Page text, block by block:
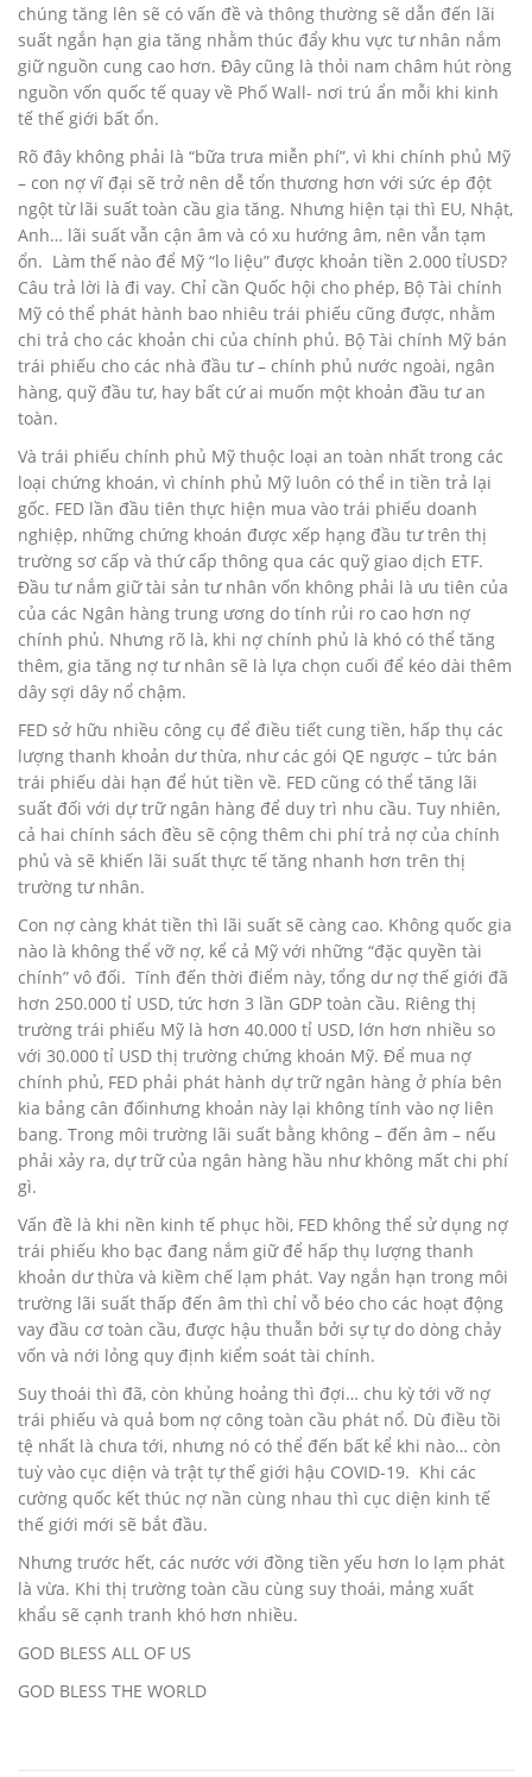
chúng tăng lên sẽ có vấn đề và thông thường sẽ dẫn đến lãi
suất ngắn hạn gia tăng nhằm thúc đẩy khu vực tư nhân nắm
giữ nguồn cung cao hơn. Đây cũng là thỏi nam châm hút ròng
nguồn vốn quốc tế quay về Phố Wall- nơi trú ẩn mỗi khi kinh
tế thế giới bất ổn.
Rõ đây không phải là “bữa trưa miễn phí”, vì khi chính phủ Mỹ
– con nợ vĩ đại sẽ trở nên dễ tổn thương hơn với sức ép đột
ngột từ lãi suất toàn cầu gia tăng. Nhưng hiện tại thì EU, Nhật,
Anh… lãi suất vẫn cận âm và có xu hướng âm, nên vẫn tạm
ổn. Làm thế nào để Mỹ “lo liệu” được khoản tiền 2.000 tỉUSD?
Câu trả lời là đi vay. Chỉ cần Quốc hội cho phép, Bộ Tài chính
Mỹ có thể phát hành bao nhiêu trái phiếu cũng được, nhằm
chi trả cho các khoản chi của chính phủ. Bộ Tài chính Mỹ bán
trái phiếu cho các nhà đầu tư – chính phủ nước ngoài, ngân
hàng, quỹ đầu tư, hay bất cứ ai muốn một khoản đầu tư an
toàn.
Và trái phiếu chính phủ Mỹ thuộc loại an toàn nhất trong các
loại chứng khoán, vì chính phủ Mỹ luôn có thể in tiền trả lại
gốc. FED lần đầu tiên thực hiện mua vào trái phiếu doanh
nghiệp, những chứng khoán được xếp hạng đầu tư trên thị
trường sơ cấp và thứ cấp thông qua các quỹ giao dịch ETF.
Đầu tư nắm giữ tài sản tư nhân vốn không phải là ưu tiên của
của các Ngân hàng trung ương do tính rủi ro cao hơn nợ
chính phủ. Nhưng rõ là, khi nợ chính phủ là khó có thể tăng
thêm, gia tăng nợ tư nhân sẽ là lựa chọn cuối để kéo dài thêm
dây sợi dây nổ chậm.
FED sở hữu nhiều công cụ để điều tiết cung tiền, hấp thụ các
lượng thanh khoản dư thừa, như các gói QE ngược – tức bán
trái phiếu dài hạn để hút tiền về. FED cũng có thể tăng lãi
suất đối với dự trữ ngân hàng để duy trì nhu cầu. Tuy nhiên,
cả hai chính sách đều sẽ cộng thêm chi phí trả nợ của chính
phủ và sẽ khiến lãi suất thực tế tăng nhanh hơn trên thị
trường tư nhân.
Con nợ càng khát tiền thì lãi suất sẽ càng cao. Không quốc gia
nào là không thể vỡ nợ, kể cả Mỹ với những “đặc quyền tài
chính” vô đối. Tính đến thời điểm này, tổng dư nợ thế giới đã
hơn 250.000 tỉ USD, tức hơn 3 lần GDP toàn cầu. Riêng thị
trường trái phiếu Mỹ là hơn 40.000 tỉ USD, lớn hơn nhiều so
với 30.000 tỉ USD thị trường chứng khoán Mỹ. Để mua nợ
chính phủ, FED phải phát hành dự trữ ngân hàng ở phía bên
kia bảng cân đốinhưng khoản này lại không tính vào nợ liên
bang. Trong môi trường lãi suất bằng không – đến âm – nếu
phải xảy ra, dự trữ của ngân hàng hầu như không mất chi phí
gì.
Vấn đề là khi nền kinh tế phục hồi, FED không thể sử dụng nợ
trái phiếu kho bạc đang nắm giữ để hấp thụ lượng thanh
khoản dư thừa và kiềm chế lạm phát. Vay ngắn hạn trong môi
trường lãi suất thấp đến âm thì chỉ vỗ béo cho các hoạt động
vay đầu cơ toàn cầu, được hậu thuẫn bởi sự tự do dòng chảy
vốn và nới lỏng quy định kiểm soát tài chính.
Suy thoái thì đã, còn khủng hoảng thì đợi… chu kỳ tới vỡ nợ
trái phiếu và quả bom nợ công toàn cầu phát nổ. Dù điều tồi
tệ nhất là chưa tới, nhưng nó có thể đến bất kể khi nào… còn
tuỳ vào cục diện và trật tự thế giới hậu COVID-19. Khi các
cường quốc kết thúc nợ nần cùng nhau thì cục diện kinh tế
thế giới mới sẽ bắt đầu.
Nhưng trước hết, các nước với đồng tiền yếu hơn lo lạm phát
là vừa. Khi thị trường toàn cầu cùng suy thoái, mảng xuất
khẩu sẽ cạnh tranh khó hơn nhiều.
GOD BLESS ALL OF US
GOD BLESS THE WORLD